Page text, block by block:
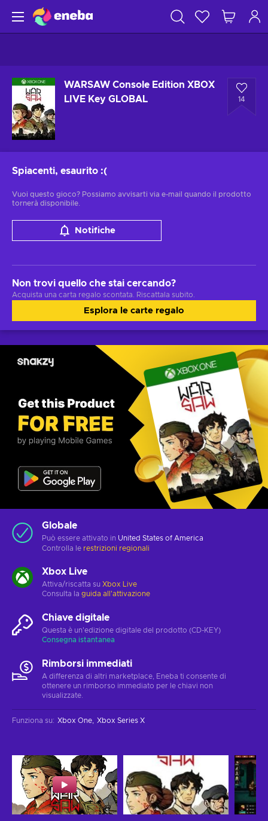
WARSAW Console Edition XBOX
LIVE Key GLOBAL
14
Spiacenti, esaurito :(
Vuoi questo gioco? Possiamo avvisarti via e-mail quando il prodotto
tornerà disponibile.
Notifiche
Non trovi quello che stai cercando?
Acquista una carta regalo scontata. Riscattala subito.
Esplora le carte regalo
Globale
Può essere attivato in United States of America
Controlla le restrizioni regionali
Xbox Live
Attiva/riscatta su Xbox Live
Consulta la guida all'attivazione
Chiave digitale
Questa è un'edizione digitale del prodotto (CD-KEY)
Consegna istantanea
Rimborsi immediati
A differenza di altri marketplace, Eneba ti consente di
ottenere un rimborso immediato per le chiavi non
visualizzate.
Funziona su: Xbox One Xbox Series X